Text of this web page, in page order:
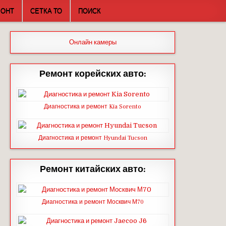
СЕТКА ТО ПОИСК
Онлайн камеры
Ремонт корейских авто:
Диагностика и ремонт Kia Sorento
Диагностика и ремонт Hyundai Tucson
Ремонт китайских авто:
Диагностика и ремонт Москвич М70